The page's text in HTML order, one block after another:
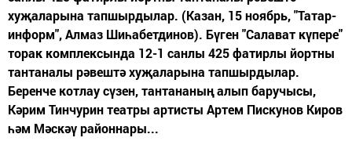
хуҗаларына тапшырдылар. (Казан, 15 ноябрь, "Татар-
информ", Алмаз Шиһабетдинов). Бүген "Салават күпере"
торак комплексында 12-1 санлы 425 фатирлы йортны
тантаналы рәвештә хуҗаларына тапшырдылар.
Беренче котлау сүзен, тантананың алып баручысы,
Кәрим Тинчурин театры артисты Артем Пискунов Киров
һәм Мәскәү районнары...